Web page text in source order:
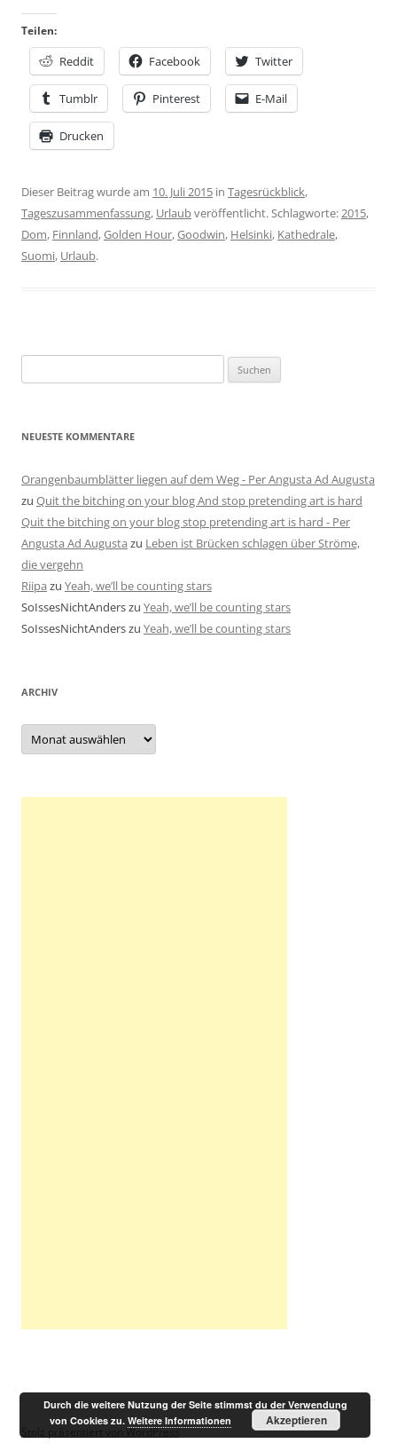
Teilen:
Reddit Facebook Twitter
Tumblr Pinterest E-Mail
Drucken
Dieser Beitrag wurde am 10. Juli 2015 in Tagesrückblick,
Tageszusammenfassung, Urlaubveröffentlicht. Schlagworte:2015,
Dom, Finnland,Golden Hour,Goodwin, Helsinki, Kathedrale,
Suomi, Urlaub.
nach:
NEUESTE KOMMENTARE
Orangenbaumblätter liegen auf dem Weg - Per Angusta Ad Augusta
zu Quit the bitching on your blog And stop pretending art is hard
Quit the bitching on your blog stop pretending art is hard - Per
Angusta Ad Augusta zu Leben ist Brücken schlagen über Ströme,
die vergehn
Riipa zu Yeah, we’ll be counting stars
SoIssesNichtAnderszu Yeah, we’ll be counting stars
SoIssesNichtAnderszu Yeah, we’ll be counting stars
ARCHIV
Archiv
Stolz präsentiert von WordPress
Durch die weitere Nutzung der Seite stimmst du der Verwendung
von Cookies zu.Weitere Informationen Akzeptieren